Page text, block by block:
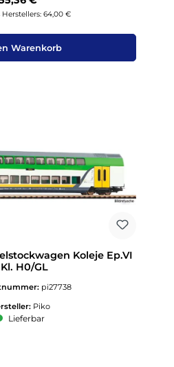
Herstellers: 64,00 €
Warenkorb
Koleje Ep.VI
H0/GL
pi27738
Piko
Lieferbar